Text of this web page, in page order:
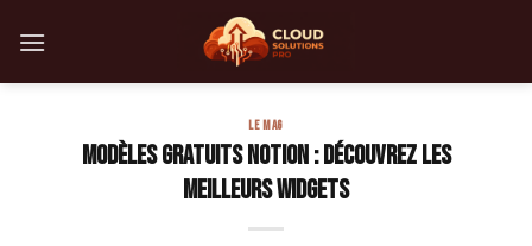
LE MAG
Modèles gratuits Notion : découvrez les
meilleurs widgets